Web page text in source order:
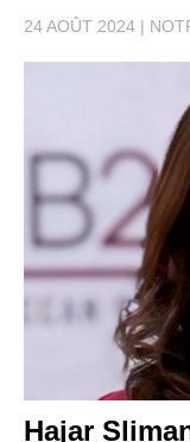
24 AOÛT 2024
Hajar